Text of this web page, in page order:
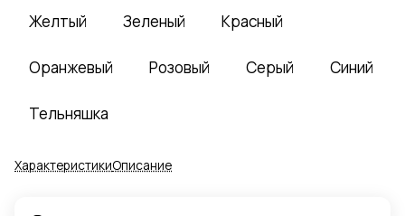
Желтый Зеленый Красный
Оранжевый Розовый Серый Синий
Тельняшка
ХарактеристикиОписание